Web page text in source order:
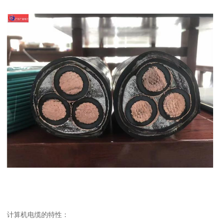
计算机电缆的特性：